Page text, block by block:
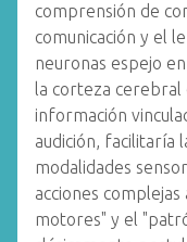
comprensión de
comunicación y el
neuronas espejo
la corteza cerebral
información
audición, facilitaría
modalidades
acciones
motores" y el